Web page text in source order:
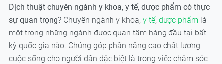
Dịch thuật chuyên ngành y khoa, y tế, dược phẩm có thực
sự quan trọng? Chuyên ngành y khoa, y tế, dược phẩm là
một trong những ngành được quan tâm hàng đầu tại bất
kỳ quốc gia nào. Chúng góp phần nâng cao chất lượng
cuộc sống cho người dân đặc biệt là trong việc chăm sóc